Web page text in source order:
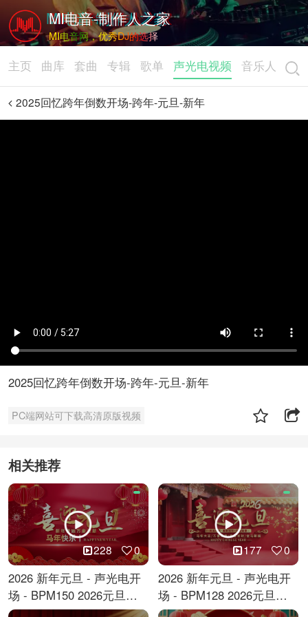
MI电音-制作人之家
MI电音网，优秀DJ的选择
主页 曲库 套曲 专辑 歌单 声光电视频 音乐人
2025回忆跨年倒数开场-跨年-元旦-新年
2025回忆跨年倒数开场-跨年-元旦-新年
PC端网站可下载高清原版视频
相关推荐
228 0
2026 新年元旦 - 声光电开
场 - BPM150 2026元旦跨
年倒计时
177 0
2026 新年元旦 - 声光电开
场 - BPM128 2026元旦马
年